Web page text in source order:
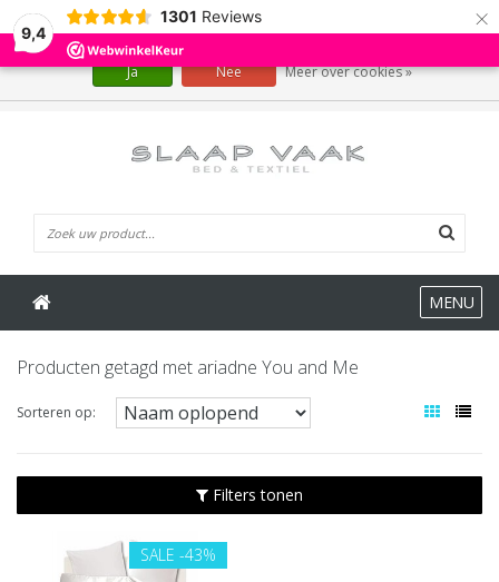
9,4
1301 Reviews ×
MENU
Producten getagd met ariadne You and Me
Sorteren op:
Filters tonen
SALE -43%
Wij slaan cookies op om onze website te verbeteren. Is dat akkoord?
Ja Nee Meer over cookies »